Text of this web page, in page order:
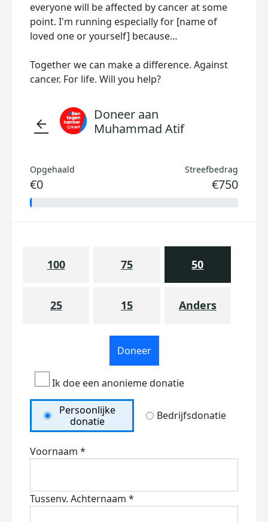
everyone will be affected by cancer at some
point. I'm running especially for [name of
loved one or yourself] because…
Together we can make a difference. Against
cancer. For life. Will you help?
arrow_back
Doneer aan
Muhammad Atif
Opgehaald
€0
Streefbedrag
€750
100 75 50
25 15 Anders
Doneer
Ik doe een anonieme donatie
Persoonlijke
donatie
Bedrijfsdonatie
Voornaam *
Tussenv. Achternaam *